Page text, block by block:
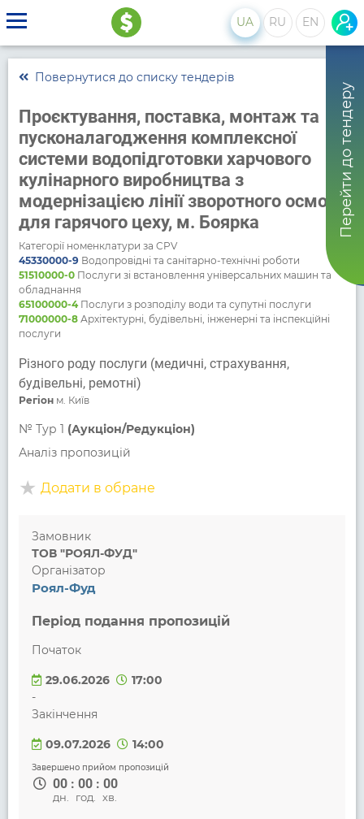
UA RU EN
Перейти до тендеру
Повернутися до списку тендерів
Проєктування, поставка, монтаж та
пусконалагодження комплексної
системи водопідготовки харчового
кулінарного виробництва з
модернізацією лінії зворотного осмосу
для гарячого цеху, м. Боярка
Категорії номенклатури за CPV
45330000-9Водопровідні та санітарно-технічні роботи
51510000-0Послуги зі встановлення універсальних машин та
обладнання
65100000-4Послуги з розподілу води та супутні послуги
71000000-8Архітектурні, будівельні, інженерні та інспекційні
послуги
Різного роду послуги (медичні, страхування,
будівельні, ремотні)
Регіон м. Київ
№ Тур 1 (Аукціон/Редукціон)
Аналіз пропозицій
Додати в обране
Замовник
ТОВ "РОЯЛ-ФУД"
Організатор
Роял-Фуд
Період подання пропозицій
Початок
29.06.2026
17:00
-
Закінчення
09.07.2026 14:00
Завершено прийом пропозицій
00 : 00 : 00
дн. год. хв.